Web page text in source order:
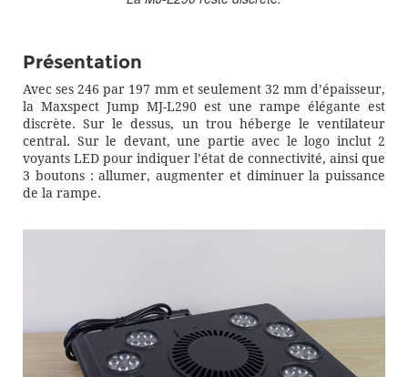
Présentation
Avec ses 246 par 197 mm et seulement 32 mm d’épaisseur,
la Maxspect Jump MJ-L290 est une rampe élégante est
discrète. Sur le dessus, un trou héberge le ventilateur
central. Sur le devant, une partie avec le logo inclut 2
voyants LED pour indiquer l’état de connectivité, ainsi que
3 boutons : allumer, augmenter et diminuer la puissance
de la rampe.